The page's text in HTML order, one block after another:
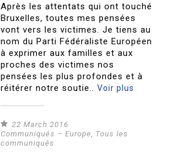
Après les attentats qui ont touché
Bruxelles, toutes mes pensées
vont vers les victimes. Je tiens au
nom du Parti Fédéraliste Européen
à exprimer aux familles et aux
proches des victimes nos
pensées les plus profondes et à
réitérer notre soutie..Voir plus
22 March 2016
Communiqués – Europe
Tous les
communiqués